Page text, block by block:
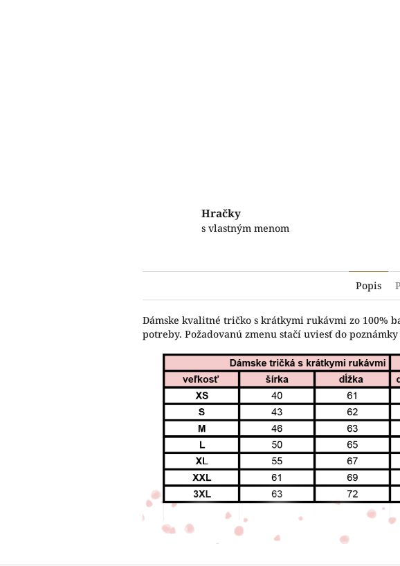
Hračky
s vlastným menom
Popis
Dámske kvalitné tričko s krátkymi rukávmi zo 100%
potreby. Požadovanú zmenu stačí uviesť do